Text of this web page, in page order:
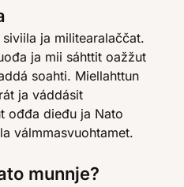
ja militearalaččat.
ja mii sáhttit oažžut
soahti. Miellahttun
ja váddásit
ođđa dieđu ja Nato
válmmasvuohtamet.
munnje?